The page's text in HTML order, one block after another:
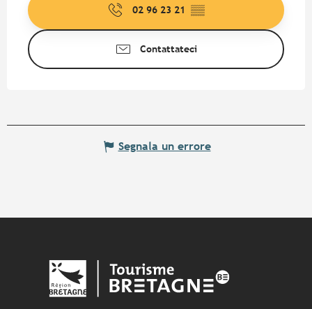
02 96 23 21 ▒▒
Contattateci
Segnala un errore